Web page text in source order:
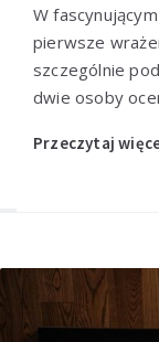
W
pierwsze
szczególnie
dwie osoby
Przeczytaj